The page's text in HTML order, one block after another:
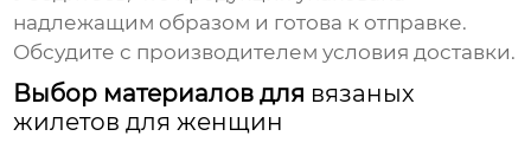
надлежащим образом и готова к отправке.
Обсудите с производителем условия доставки.
Выбор материалов для вязаных
жилетов для женщин